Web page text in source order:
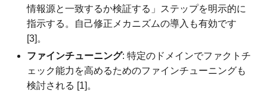
情報源と一致するか検証する」ステップを明示的に
指示する。自己修正メカニズムの導入も有効です
[3]。
ファインチューニング: 特定のドメインでファクトチ
ェック能力を高めるためのファインチューニングも
検討される [1]。